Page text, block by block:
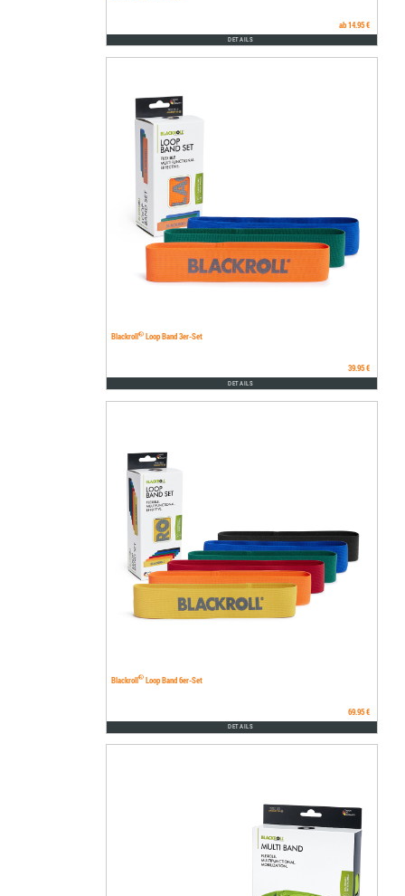
ab 14.95 €
DETAILS
Blackroll®Loop Band 3er-Set
39.95 €
DETAILS
Blackroll®Loop Band 6er-Set
69.95 €
DETAILS